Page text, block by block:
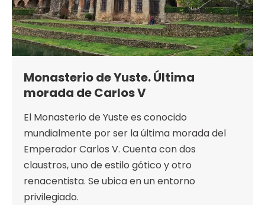
Monasterio de Yuste. Última
morada de Carlos V
El Monasterio de Yuste es conocido
mundialmente por ser la última morada del
Emperador Carlos V. Cuenta con dos
claustros, uno de estilo gótico y otro
renacentista. Se ubica en un entorno
privilegiado.